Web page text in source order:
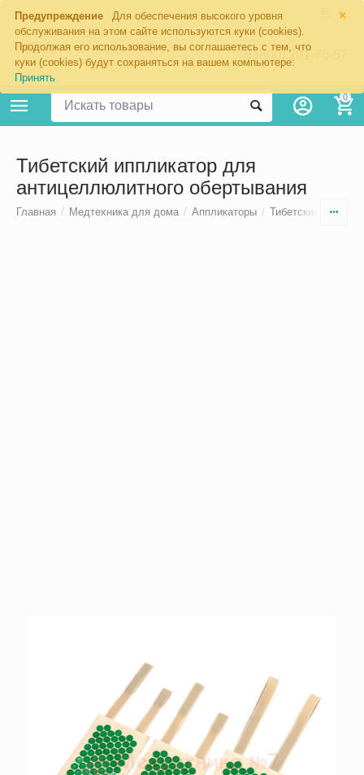
×
Предупреждение
Для обеспечения высокого уровня
обслуживания на этом сайте используются куки (cookies).
Продолжая его использование, вы соглашаетесь с тем, что
куки (cookies) будут сохраняться на вашем компьютере:
Принять
8 (800) 201-70-57
0
Тибетский иппликатор для
антицеллюлитного обертывания
Главная / Медтехника для дома / Аппликаторы / Тибетские